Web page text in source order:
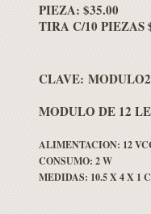
PIEZA: $35.00
TIRA C/10 PIEZAS
CLAVE:
MODULO DE 12
ALIMENTACION: 12
CONSUMO: 2 W
MEDIDAS: 10.5 X 4 X 1